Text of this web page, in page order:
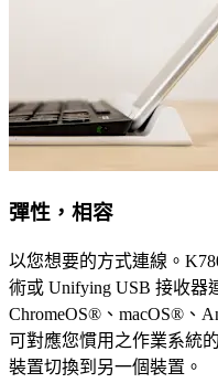
彈性，相容
以您想要的方式連線。
術或 Unifying USB 接收器
ChromeOS®、macOS®、
可對應您慣用之作業系統
裝置切換到另一個裝置。